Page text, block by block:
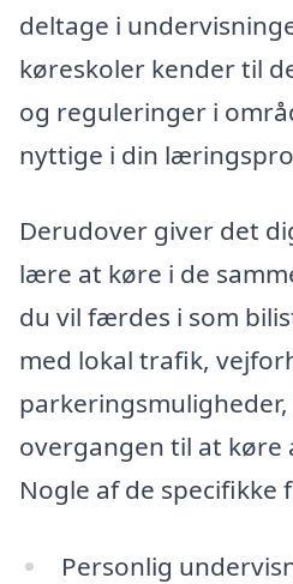
deltage i
køreskoler kender til
og reguleringer i
nyttige i din
Derudover giver det
lære at køre i de
du vil færdes i som
med lokal trafik,
overgangen til at køre
Nogle af de specifikke
Personlig